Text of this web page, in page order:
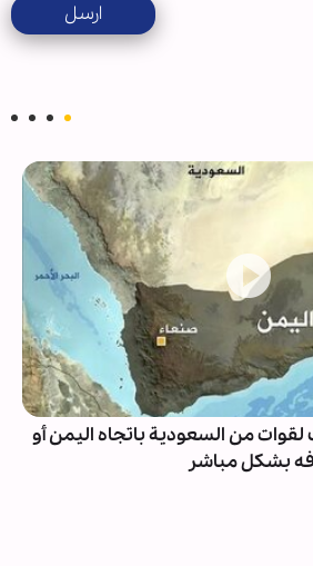
ارسل
من السعودية باتجاه اليمن أو
بشكل مباشر